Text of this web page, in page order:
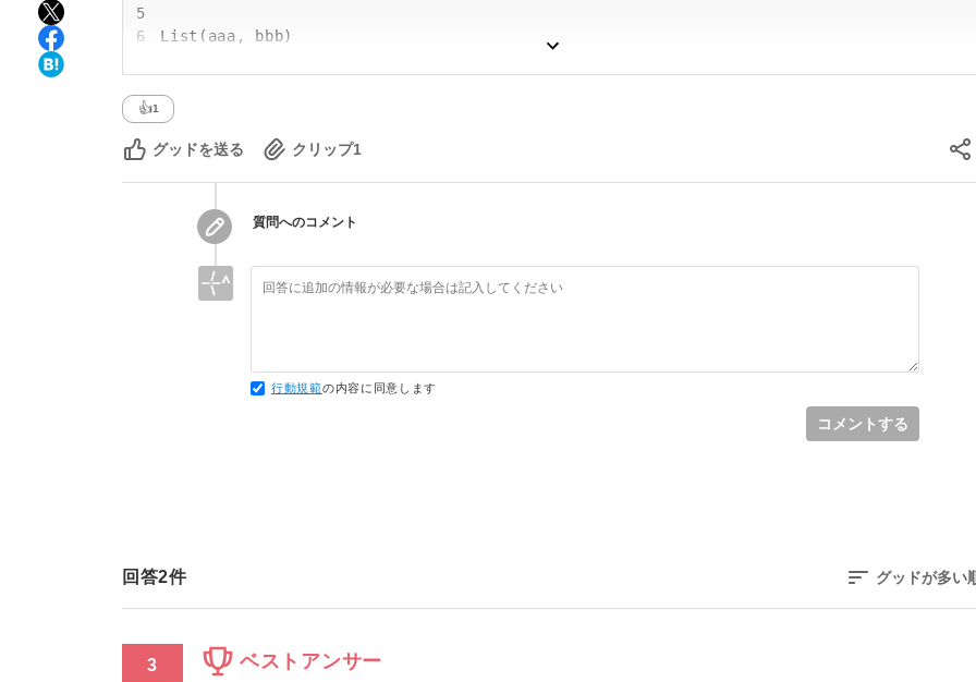
5
6
List(aaa, bbb)
👍1
グッドを送る クリップ1
質問へのコメント
行動規範の内容に同意します
コメントする
回答2件 グッドが多い
3 ベストアンサー